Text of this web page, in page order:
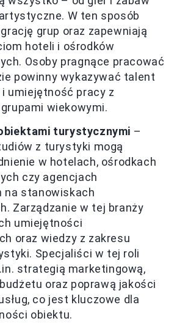
W ten sposób
grup oraz zapewniają
hoteli i ośrodków
Osoby pragnące pracować
powinny wykazywać talent
umiejętność pracy z
wiekowymi.
turystycznymi –
z turystyki mogą
w hotelach, ośrodkach
czy agencjach
na stanowiskach
Zarządzanie w tej branży
umiejętności
oraz wiedzy z zakresu
Specjaliści w tej roli
strategią marketingową,
oraz poprawą jakości
co jest kluczowe dla
obiektu.